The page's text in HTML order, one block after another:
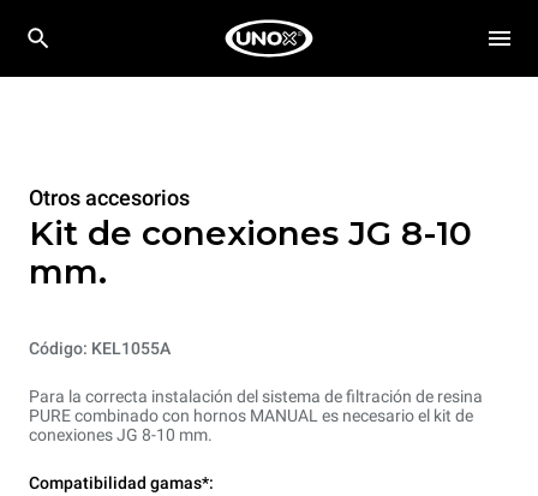
Otros accesorios
Kit de conexiones JG 8-10
mm.
Código: KEL1055A
Para la correcta instalación del sistema de filtración de resina
PURE combinado con hornos MANUAL es necesario el kit de
conexiones JG 8-10 mm.
Compatibilidad gamas*: